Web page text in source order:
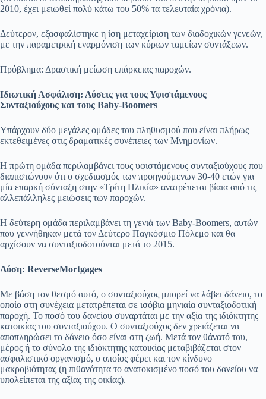
2010, έχει μειωθεί πολύ κάτω του 50% τα τελευταία χρόνια).
Δεύτερον, εξασφαλίστηκε η ίση μεταχείριση των διαδοχικών γενεών,
με την παραμετρική εναρμόνιση των κύριων ταμείων συντάξεων.
Πρόβλημα: Δραστική μείωση επάρκειας παροχών.
Ιδιωτική Ασφάλιση: Λύσεις για τους Υφιστάμενους
Συνταξιούχους και τους Baby-Boomers
Υπάρχουν δύο μεγάλες ομάδες του πληθυσμού που είναι πλήρως
εκτεθειμένες στις δραματικές συνέπειες των Μνημονίων.
Η πρώτη ομάδα περιλαμβάνει τους υφιστάμενους συνταξιούχους που
διαπιστώνουν ότι ο σχεδιασμός των προηγούμενων 30-40 ετών για
μία επαρκή σύνταξη στην «Τρίτη Ηλικία» ανατρέπεται βίαια από τις
αλλεπάλληλες μειώσεις των παροχών.
Η δεύτερη ομάδα περιλαμβάνει τη γενιά των Baby-Boomers, αυτών
που γεννήθηκαν μετά τον Δεύτερο Παγκόσμιο Πόλεμο και θα
αρχίσουν να συνταξιοδοτούνται μετά το 2015.
Λύση: ReverseMortgages
Με βάση τον θεσμό αυτό, ο συνταξιούχος μπορεί να λάβει δάνειο, το
οποίο στη συνέχεια μετατρέπεται σε ισόβια μηνιαία συνταξιοδοτική
παροχή. Το ποσό του δανείου συναρτάται με την αξία της ιδιόκτητης
κατοικίας του συνταξιούχου. Ο συνταξιούχος δεν χρειάζεται να
αποπληρώσει το δάνειο όσο είναι στη ζωή. Μετά τον θάνατό του,
μέρος ή το σύνολο της ιδιόκτητης κατοικίας μεταβιβάζεται στον
ασφαλιστικό οργανισμό, ο οποίος φέρει και τον κίνδυνο
μακροβιότητας (η πιθανότητα το ανατοκισμένο ποσό του δανείου να
υπολείπεται της αξίας της οικίας).